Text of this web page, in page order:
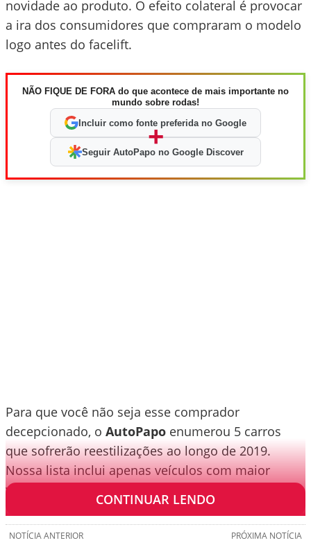
novidade ao produto. O efeito colateral é provocar
a ira dos consumidores que compraram o modelo
logo antes do facelift.
NÃO FIQUE DE FORA do que acontece de mais importante no
mundo sobre rodas!
Incluir como fonte preferida no Google
+
Seguir AutoPapo no Google Discover
Para que você não seja esse comprador
decepcionado, o AutoPapo enumerou 5 carros
que sofrerão reestilizações ao longo de 2019.
Nossa lista inclui apenas veículos com maior
volume de vendas, e não os de marcas premium.
CONTINUAR LENDO
PRÓXIMA NOTÍCIA
NOTÍCIA ANTERIOR